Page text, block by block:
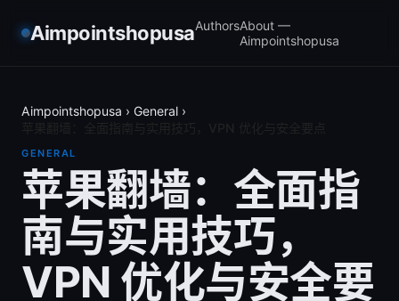
AimpointshopusaAuthorsAbout —
Aimpointshopusa
Aimpointshopusa › General ›
GENERAL
苹果翻墙：全面指
南与实用技巧，
VPN 优化与安全要